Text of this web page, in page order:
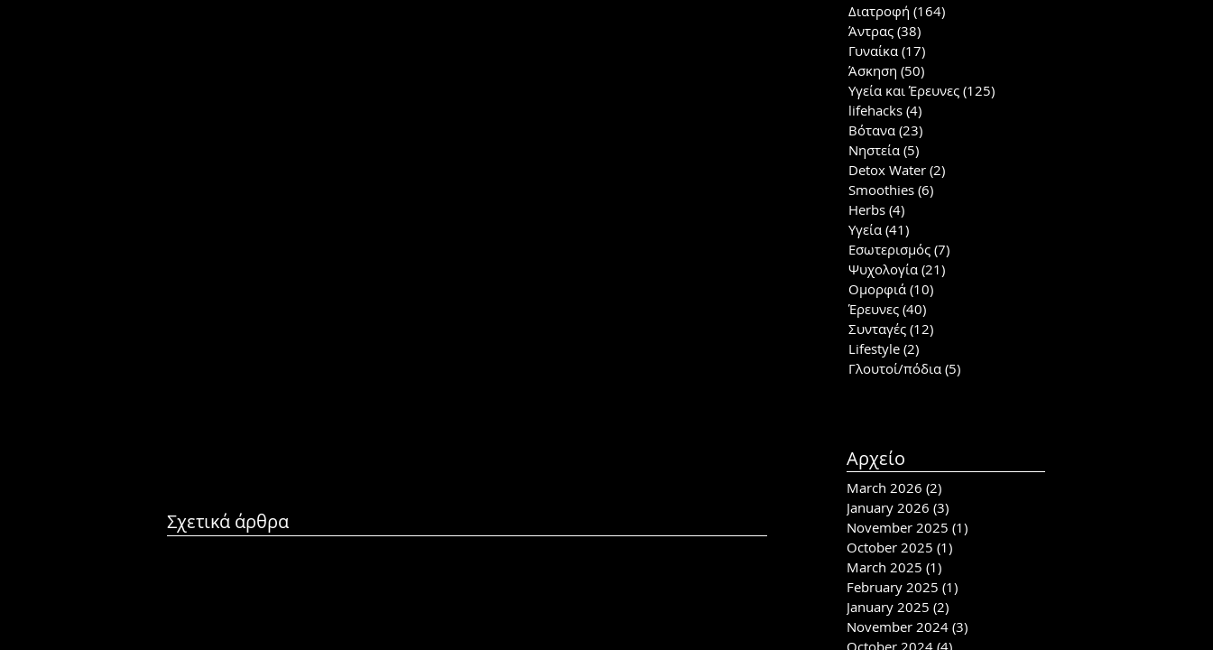
Διατροφή (164)
Άντρας (38)
Γυναίκα (17)
Άσκηση (50)
Υγεία και Έρευνες (125)
lifehacks (4)
Βότανα (23)
Νηστεία (5)
Detox Water (2)
Smoothies (6)
Herbs (4)
Υγεία (41)
Εσωτερισμός (7)
Ψυχολογία (21)
Ομορφιά (10)
Έρευνες (40)
Συνταγές (12)
Lifestyle (2)
Γλουτοί/πόδια (5)
Αρχείο
Σχετικά άρθρα
March 2026 (2)
January 2026 (3)
November 2025 (1)
October 2025 (1)
March 2025 (1)
February 2025 (1)
January 2025 (2)
November 2024 (3)
October 2024 (4)